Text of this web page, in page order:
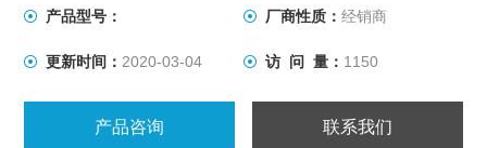
产品型号： 厂商性质： 经销商
更新时间： 2020-03-04 访 问 量： 1150
产品咨询 联系我们